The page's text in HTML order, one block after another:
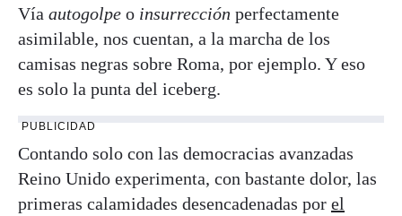
Vía autogolpe o insurrección perfectamente
asimilable, nos cuentan, a la marcha de los
camisas negras sobre Roma, por ejemplo. Y eso
es solo la punta del iceberg.
PUBLICIDAD
Contando solo con las democracias avanzadas
Reino Unido experimenta, con bastante dolor, las
primeras calamidades desencadenadas por el